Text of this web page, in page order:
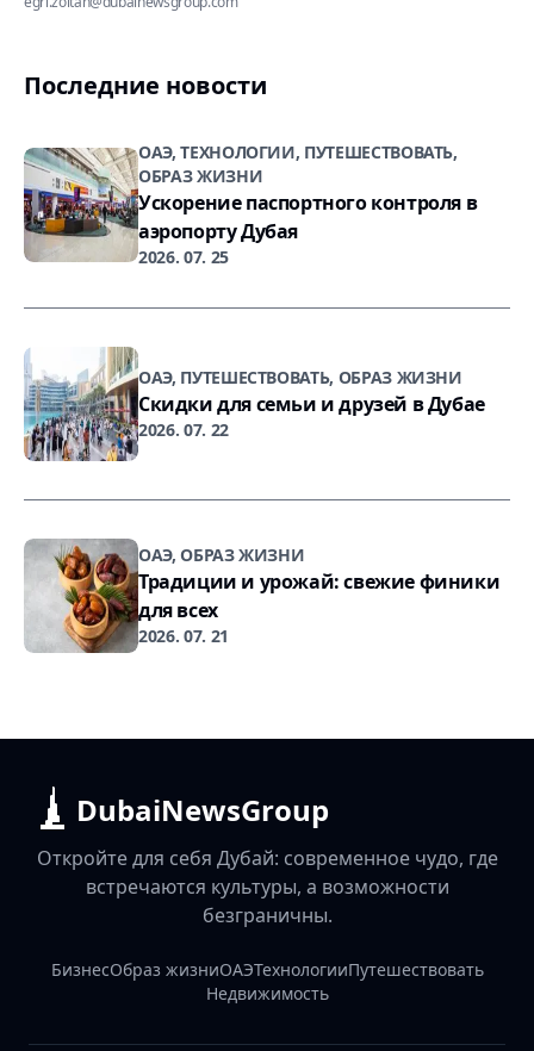
Последние новости
ОАЭ, ТЕХНОЛОГИИ, ПУТЕШЕСТВОВАТЬ,
ОБРАЗ ЖИЗНИ
Ускорение паспортного контроля в
аэропорту Дубая
2026. 07. 25
ОАЭ, ПУТЕШЕСТВОВАТЬ, ОБРАЗ ЖИЗНИ
Скидки для семьи и друзей в Дубае
2026. 07. 22
ОАЭ, ОБРАЗ ЖИЗНИ
Традиции и урожай: свежие финики
для всех
2026. 07. 21
DubaiNewsGroup
Откройте для себя Дубай: современное чудо, где
встречаются культуры, а возможности
безграничны.
БизнесОбраз жизниОАЭТехнологииПутешествовать
Недвижимость